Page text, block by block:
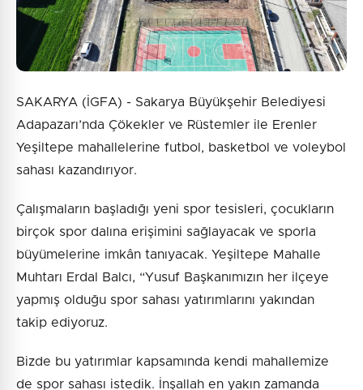
SAKARYA (İGFA) - Sakarya Büyükşehir Belediyesi
Adapazarı’nda Çökekler ve Rüstemler ile Erenler
Yeşiltepe mahallelerine futbol, basketbol ve voleybol
sahası kazandırıyor.
Çalışmaların başladığı yeni spor tesisleri, çocukların
birçok spor dalına erişimini sağlayacak ve sporla
büyümelerine imkân tanıyacak. Yeşiltepe Mahalle
Muhtarı Erdal Balcı, “Yusuf Başkanımızın her ilçeye
yapmış olduğu spor sahası yatırımlarını yakından
takip ediyoruz.
Bizde bu yatırımlar kapsamında kendi mahallemize
de spor sahası istedik. İnşallah en yakın zamanda